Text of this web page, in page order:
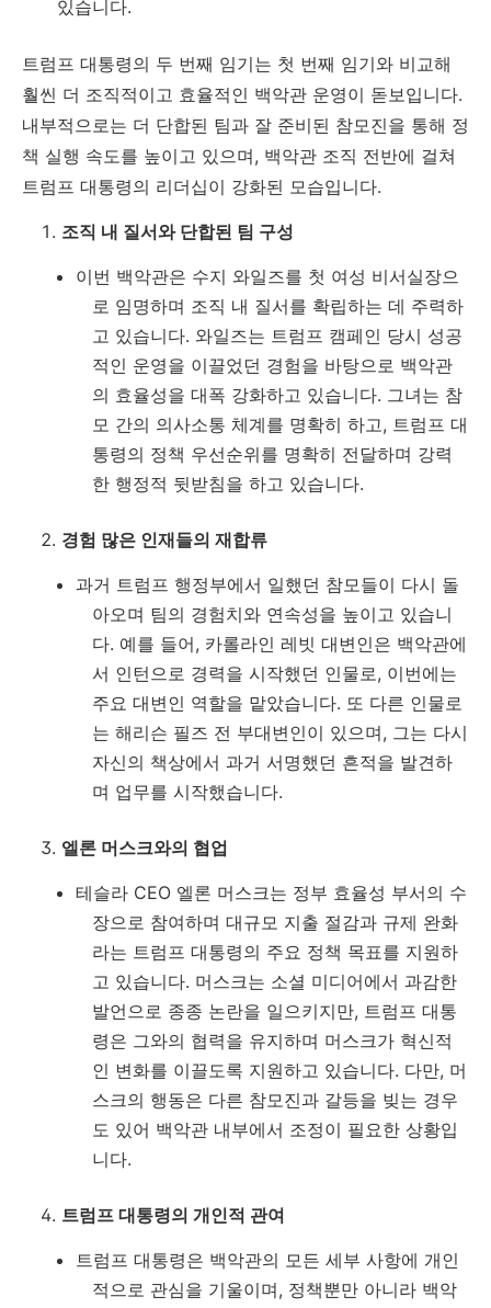
있습니다.
트럼프 대통령의 두 번째 임기는 첫 번째 임기와 비교해
훨씬 더 조직적이고 효율적인 백악관 운영이 돋보입니다.
내부적으로는 더 단합된 팀과 잘 준비된 참모진을 통해 정
책 실행 속도를 높이고 있으며, 백악관 조직 전반에 걸쳐
트럼프 대통령의 리더십이 강화된 모습입니다.
조직 내 질서와 단합된 팀 구성
이번 백악관은 수지 와일즈를 첫 여성 비서실장으
로 임명하며 조직 내 질서를 확립하는 데 주력하
고 있습니다. 와일즈는 트럼프 캠페인 당시 성공
적인 운영을 이끌었던 경험을 바탕으로 백악관
의 효율성을 대폭 강화하고 있습니다. 그녀는 참
모 간의 의사소통 체계를 명확히 하고, 트럼프 대
통령의 정책 우선순위를 명확히 전달하며 강력
한 행정적 뒷받침을 하고 있습니다.
경험 많은 인재들의 재합류
과거 트럼프 행정부에서 일했던 참모들이 다시 돌
아오며 팀의 경험치와 연속성을 높이고 있습니
다. 예를 들어, 카롤라인 레빗 대변인은 백악관에
서 인턴으로 경력을 시작했던 인물로, 이번에는
주요 대변인 역할을 맡았습니다. 또 다른 인물로
는 해리슨 필즈 전 부대변인이 있으며, 그는 다시
자신의 책상에서 과거 서명했던 흔적을 발견하
며 업무를 시작했습니다.
엘론 머스크와의 협업
테슬라 CEO 엘론 머스크는 정부 효율성 부서의 수
장으로 참여하며 대규모 지출 절감과 규제 완화
라는 트럼프 대통령의 주요 정책 목표를 지원하
고 있습니다. 머스크는 소셜 미디어에서 과감한
발언으로 종종 논란을 일으키지만, 트럼프 대통
령은 그와의 협력을 유지하며 머스크가 혁신적
인 변화를 이끌도록 지원하고 있습니다. 다만, 머
스크의 행동은 다른 참모진과 갈등을 빚는 경우
도 있어 백악관 내부에서 조정이 필요한 상황입
니다.
트럼프 대통령의 개인적 관여
트럼프 대통령은 백악관의 모든 세부 사항에 개인
적으로 관심을 기울이며, 정책뿐만 아니라 백악